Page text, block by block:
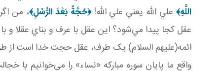
اللَّهِ﴾علي الله يعني علي الله!﴿حُجَّةٌ بَعْدَ الرُّسُلِ﴾، من
عقل کجا پيدا مي‌شود؟ اين عقل با عرف و بناي عقلا و
ائمه(عليهم السلام) يک طرف، عقل حجت خدا است از
واقع ما پايان سوره مبارکه «نساء» را مي‌خوانيم